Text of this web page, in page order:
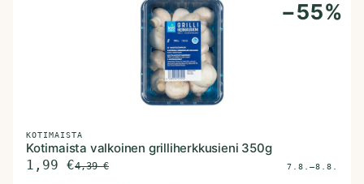
−55%
KOTIMAISTA
Kotimaista valkoinen grilliherkkusieni 350g
1,99 €4,39€ 7.8.–8.8.